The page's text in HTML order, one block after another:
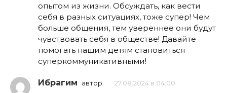
опытом из жизни. Обсуждать, как вести
себя в разных ситуациях, тоже супер! Чем
больше общения, тем увереннее они будут
чувствовать себя в обществе! Давайте
помогать нашим детям становиться
суперкоммуникативными!
Ибрагим автор 27.08.2024 в 04:00